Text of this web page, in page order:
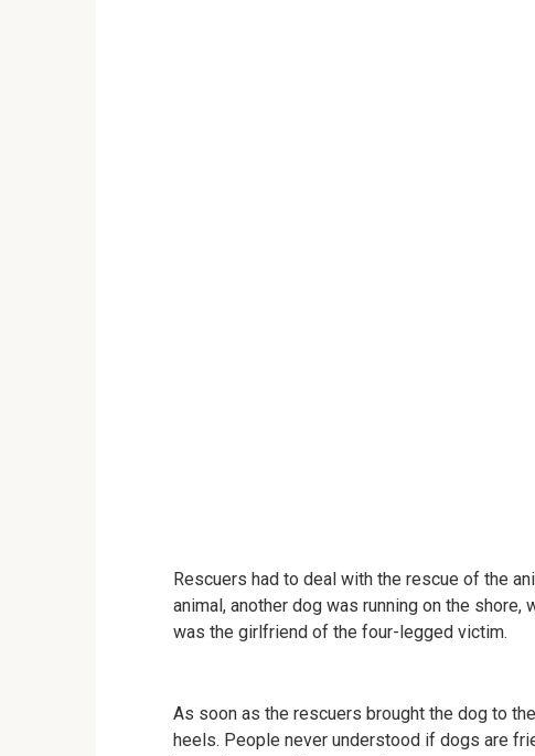
Rescuers had to deal with the rescue of the
animal, another dog was running on the
was the girlfriend of the four-legged victim.
As soon as the rescuers brought the dog to
heels. People never understood if dogs are